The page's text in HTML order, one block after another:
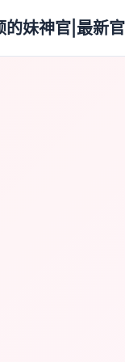
的妹神官|最新